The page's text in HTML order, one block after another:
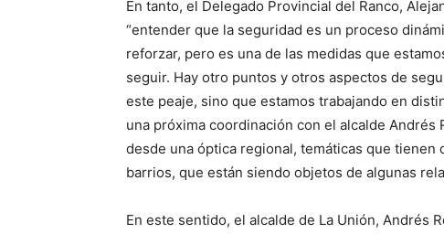
En tanto, el Delegado Provincial del Ranco,
“entender que la seguridad es un proceso
reforzar, pero es una de las medidas que
seguir. Hay otro puntos y otros aspectos de
este peaje, sino que estamos trabajando en
una próxima coordinación con el alcalde Andrés
desde una óptica regional, temáticas que
barrios, que están siendo objetos de algunas
En este sentido, el alcalde de La Unión, Andrés